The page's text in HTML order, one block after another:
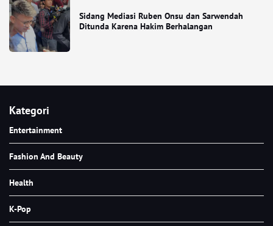
Sidang Mediasi Ruben Onsu dan Sarwendah
Ditunda Karena Hakim Berhalangan
Kategori
Entertainment
Fashion And Beauty
Health
K-Pop